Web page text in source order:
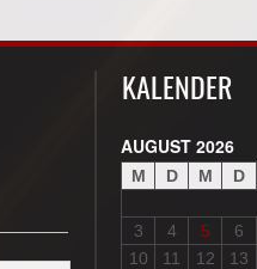
KALENDER
AUGUST 2026
M D M D
3
4 5 6
10
11 12 13